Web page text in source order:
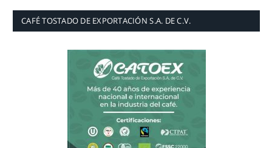
CAFÉ TOSTADO DE EXPORTACIÓN S.A. DE C.V.